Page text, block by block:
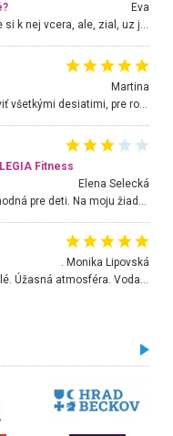
Eva
Hojdacka v Krpelanoch uz nie je, vysli sme si k nej vcera, ale, zial, uz je znicena. Ak sem planujete cestu len kvoli hojdacke, mozete si ju usetrit. Krasny vyhlad je tu vsak aj bez hojdacky :-)
Martina
Nádherné miesto ktoré odporúčam navštíviť všetkými desiatimi, pre rodiny s deťmi, dôchodcom... Proste a jednoducho ozaj rozprávkový les.. určite ešte prídeme. Odniesli sme si na pamiatku krásne tričká,
Fitness
Elena Selecká
. Monika Lipovská
Úžasné prostredie, napriek tomu, že je malé. Úžasná atmosféra. Voda fantastická a nádherná. Ľudí je pomerne veľa, ale su mili a ohľaduplní. Je veľmi zaujímavé sledovať, ako dokážu spolu športovať cudzí ľudia a bez ohľadu na vek. Vládne tu pohoda. Vnuka neviem dostať z vody. Ďakujem za krásny deň . Urcite sa sem vrátim. Jediný problém je s parkovaním, ale aj ten sa mi podarilo vyriešiť. Monika Bratislava